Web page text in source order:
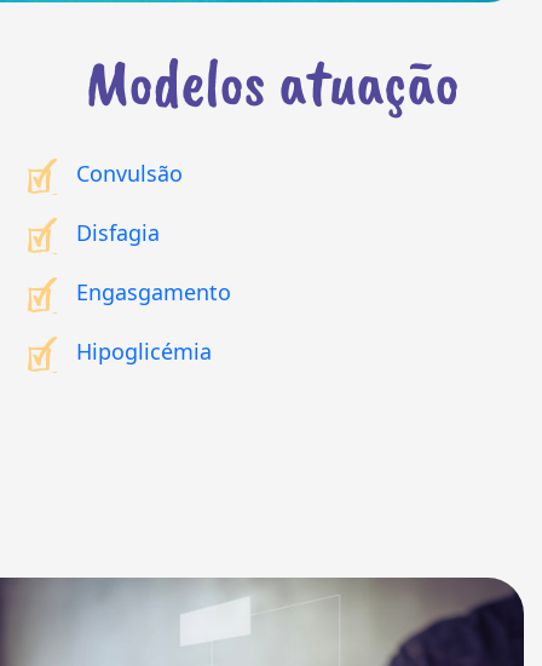
Modelos atuação
Convulsão
Disfagia
Engasgamento
Hipoglicémia